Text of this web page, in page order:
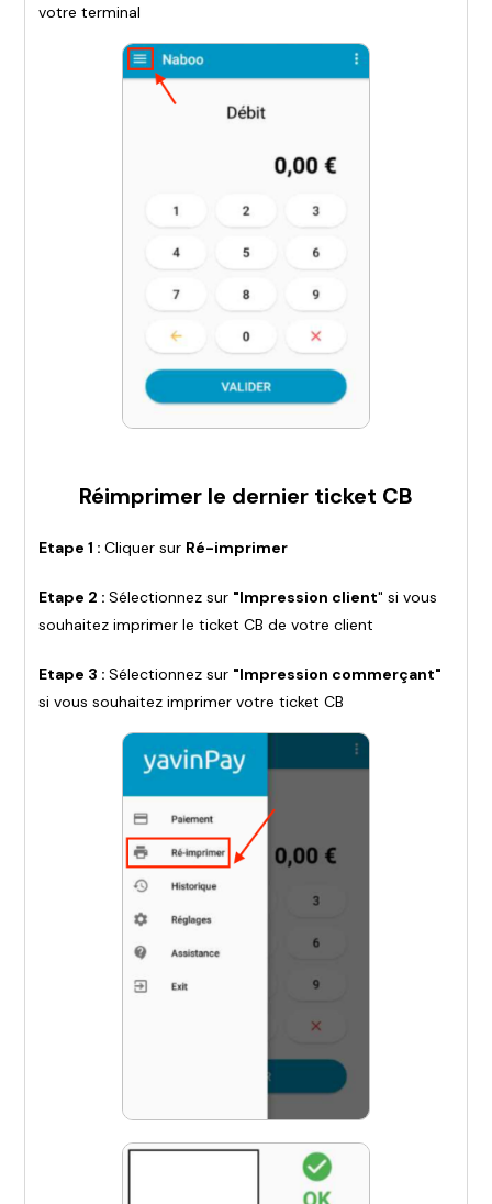
votre terminal
Réimprimer le dernier ticket CB
Etape 1 :Cliquer sur Ré-imprimer
Etape 2 :Sélectionnez sur "Impression client" si vous
souhaitez imprimer le ticket CB de votre client
Etape 3 :Sélectionnez sur "Impression commerçant"
si vous souhaitez imprimer votre ticket CB